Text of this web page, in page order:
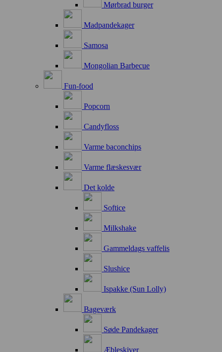
Mørbrad burger
Madpandekager
Samosa
Mongolian Barbecue
Fun-food
Popcorn
Candyfloss
Varme baconchips
Varme flæskesvær
Det kolde
Softice
Milkshake
Gammeldags vaffelis
Slushice
Ispakke (Sun Lolly)
Bageværk
Søde Pandekager
Æbleskiver